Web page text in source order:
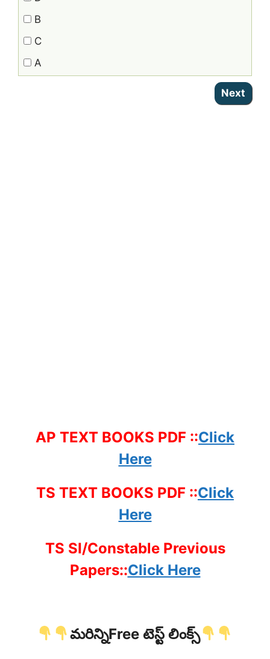
B
C
A
AP TEXT BOOKS PDF ::Click
Here
TS TEXT BOOKS PDF ::Click
Here
TS SI/Constable Previous
Papers::Click Here
మరిన్నిFree టెస్ట్ లింక్స్